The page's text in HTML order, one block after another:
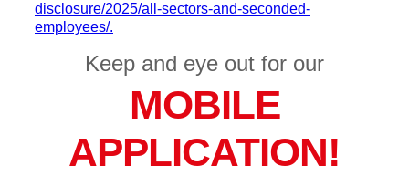
disclosure/2025/all-sectors-and-seconded-
employees/.
Keep and eye out for our
MOBILE
APPLICATION!